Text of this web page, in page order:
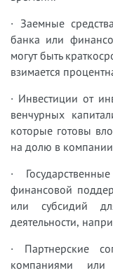
· Заемные
банка или
могут быть
взимается
· Инвестиции от
венчурных
которые готовы
на долю в
·
финансовой
или субсидий
деятельности,
· Партнерские
компаниями или